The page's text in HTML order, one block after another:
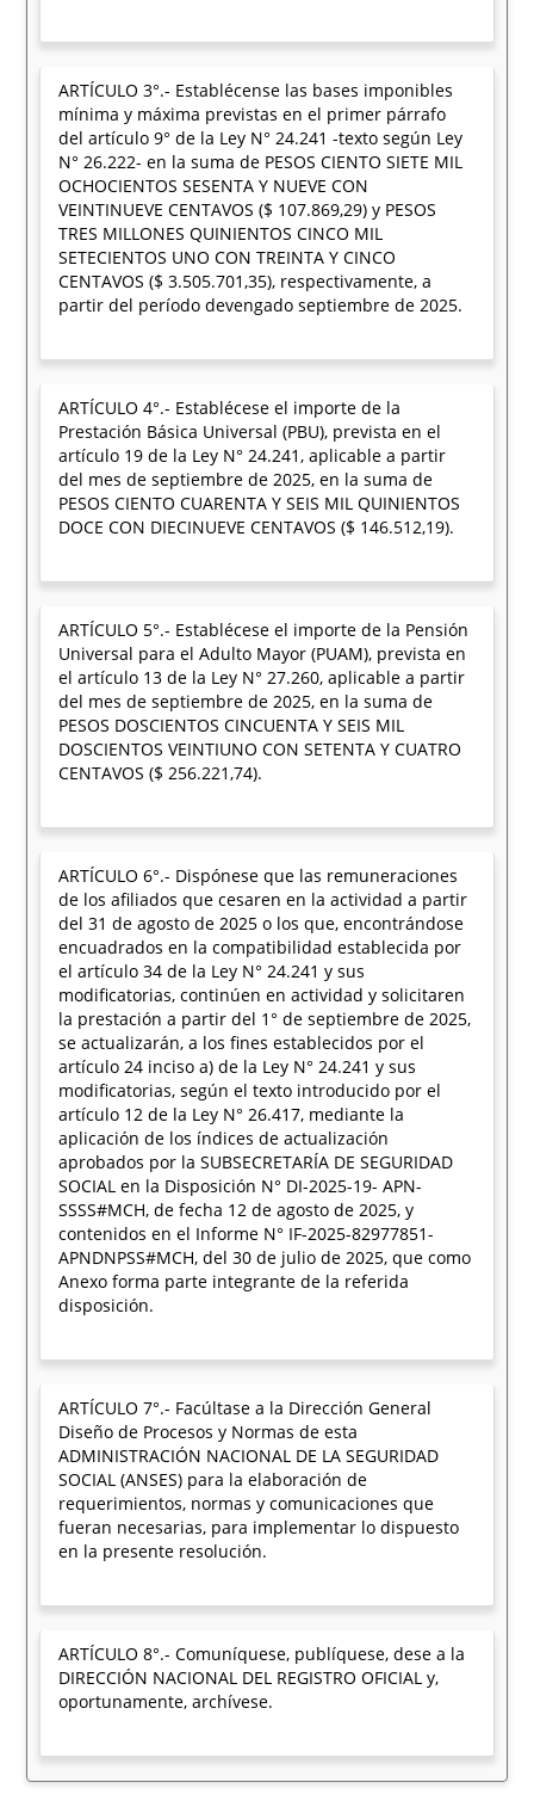
ARTÍCULO 3°.- Establécense las bases imponibles
mínima y máxima previstas en el primer párrafo
del artículo 9° de la Ley N° 24.241 -texto según Ley
N° 26.222- en la suma de PESOS CIENTO SIETE MIL
OCHOCIENTOS SESENTA Y NUEVE CON
VEINTINUEVE CENTAVOS ($ 107.869,29) y PESOS
TRES MILLONES QUINIENTOS CINCO MIL
SETECIENTOS UNO CON TREINTA Y CINCO
CENTAVOS ($ 3.505.701,35), respectivamente, a
partir del período devengado septiembre de 2025.
ARTÍCULO 4°.- Establécese el importe de la
Prestación Básica Universal (PBU), prevista en el
artículo 19 de la Ley N° 24.241, aplicable a partir
del mes de septiembre de 2025, en la suma de
PESOS CIENTO CUARENTA Y SEIS MIL QUINIENTOS
DOCE CON DIECINUEVE CENTAVOS ($ 146.512,19).
ARTÍCULO 5°.- Establécese el importe de la Pensión
Universal para el Adulto Mayor (PUAM), prevista en
el artículo 13 de la Ley N° 27.260, aplicable a partir
del mes de septiembre de 2025, en la suma de
PESOS DOSCIENTOS CINCUENTA Y SEIS MIL
DOSCIENTOS VEINTIUNO CON SETENTA Y CUATRO
CENTAVOS ($ 256.221,74).
ARTÍCULO 6°.- Dispónese que las remuneraciones
de los afiliados que cesaren en la actividad a partir
del 31 de agosto de 2025 o los que, encontrándose
encuadrados en la compatibilidad establecida por
el artículo 34 de la Ley N° 24.241 y sus
modificatorias, continúen en actividad y solicitaren
la prestación a partir del 1° de septiembre de 2025,
se actualizarán, a los fines establecidos por el
artículo 24 inciso a) de la Ley N° 24.241 y sus
modificatorias, según el texto introducido por el
artículo 12 de la Ley N° 26.417, mediante la
aplicación de los índices de actualización
aprobados por la SUBSECRETARÍA DE SEGURIDAD
SOCIAL en la Disposición N° DI-2025-19- APN-
SSSS#MCH, de fecha 12 de agosto de 2025, y
contenidos en el Informe N° IF-2025-82977851-
APNDNPSS#MCH, del 30 de julio de 2025, que como
Anexo forma parte integrante de la referida
disposición.
ARTÍCULO 7°.- Facúltase a la Dirección General
Diseño de Procesos y Normas de esta
ADMINISTRACIÓN NACIONAL DE LA SEGURIDAD
SOCIAL (ANSES) para la elaboración de
requerimientos, normas y comunicaciones que
fueran necesarias, para implementar lo dispuesto
en la presente resolución.
ARTÍCULO 8°.- Comuníquese, publíquese, dese a la
DIRECCIÓN NACIONAL DEL REGISTRO OFICIAL y,
oportunamente, archívese.